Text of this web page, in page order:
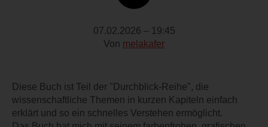
07.02.2026 – 19:45
Von melakafer
Diese Buch ist Teil der "Durchblick-Reihe", die
wissenschaftliche Themen in kurzen Kapiteln einfach
erklärt und so ein schnelles Verstehen ermöglicht.